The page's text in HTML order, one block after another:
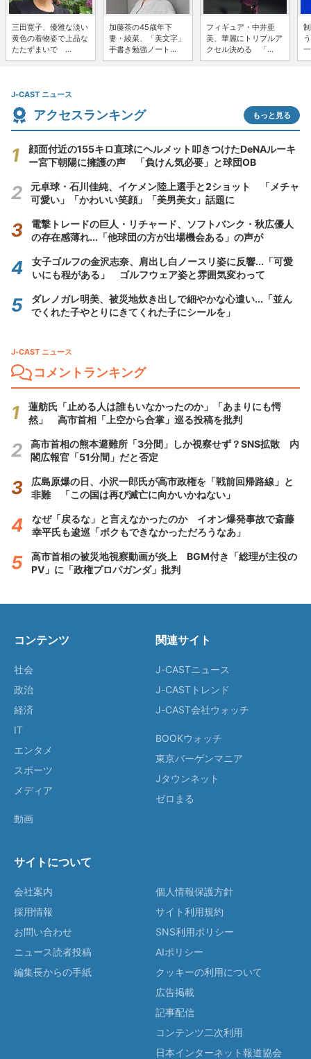
三田寛子、優雅な淡い
黄色の着物姿で上品な
たたずまいで ...
加藤茶の45歳年下
妻・綾菜、「美文字」
手書き勉強ノート...
フィギュア・中井亜
美、華麗にトリプルア
クセル決める 「...
J-CAST ニュース
アクセスランキング もっと見る
顔面付近の155キロ直球にヘルメット叩きつけたDeNAルーキ
ー宮下朝陽に擁護の声 「負けん気必要」と球団OB
元卓球・石川佳純、イケメン陸上選手と2ショット 「メチャ
可愛い」「かわいい笑顔」「美男美女」話題に
電撃トレードの巨人・リチャード、ソフトバンク・秋広優人
の存在感薄れ...「他球団の方が出場機会ある」の声が
女子ゴルフの金沢志奈、肩出し白ノースリ姿に反響...「可愛
いにも程がある」 ゴルフウェア姿と雰囲気変わって
ダレノガレ明美、被災地炊き出しで細やかな心遣い...「並ん
でくれた子やとりにきてくれた子にシールを」
J-CAST ニュース
コメントランキング
蓮舫氏「止める人は誰もいなかったのか」「あまりにも愕
然」 高市首相「上空から合掌」巡る投稿を批判
高市首相の熊本避難所「3分間」しか視察せず？SNS拡散 内
閣広報官「51分間」だと否定
広島原爆の日、小沢一郎氏が高市政権を「戦前回帰路線」と
非難 「この国は再び滅亡に向かいかねない」
なぜ「戻るな」と言えなかったのか イオン爆発事故で斎藤
幸平氏も逡巡「ボクもできなかっただろうなあ」
高市首相の被災地視察動画が炎上 BGM付き「総理が主役の
PV」に「政権プロパガンダ」批判
コンテンツ
社会
政治
経済
IT
エンタメ
スポーツ
メディア
動画
関連サイト
J-CASTニュース
J-CASTトレンド
J-CAST会社ウォッチ
BOOKウォッチ
東京バーゲンマニア
Jタウンネット
ゼロまる
サイトについて
会社案内
採用情報
お問い合わせ
ニュース読者投稿
編集長からの手紙
個人情報保護方針
サイト利用規約
SNS利用ポリシー
AIポリシー
クッキーの利用について
広告掲載
記事配信
コンテンツ二次利用
日本インターネット報道協会